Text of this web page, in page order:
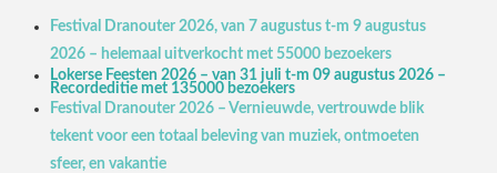
Festival Dranouter 2026, van 7 augustus t-m 9 augustus
2026 – helemaal uitverkocht met 55000 bezoekers
Lokerse Feesten 2026 – van 31 juli t-m 09 augustus 2026 –
Recordeditie met 135000 bezoekers
Festival Dranouter 2026 – Vernieuwde, vertrouwde blik
tekent voor een totaal beleving van muziek, ontmoeten
sfeer, en vakantie